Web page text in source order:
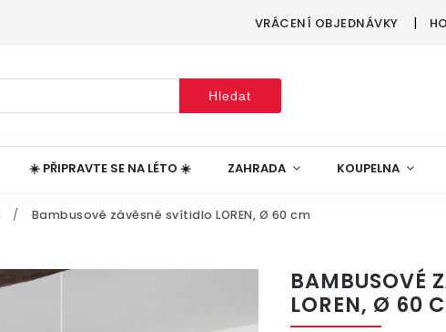
VRÁCENÍ OBJEDNÁVKY
Hledat
☀️ PŘIPRAVTE SE NA LÉTO ☀️ ZAHRADA KOUPELNA
/ Bambusové závěsné svítidlo LOREN, Ø 60 cm
BAMBUSOVÉ
LOREN, Ø 60